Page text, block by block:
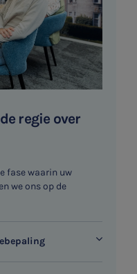
regie over
fase waarin uw
we ons op de